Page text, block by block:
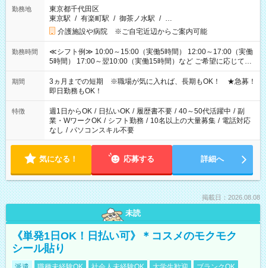
勤務地
東京都千代田区
東京駅 / 有楽町駅 / 御茶ノ水駅 / …
介護施設や病院 ※ご自宅近辺からご案内可能
勤務時間
≪シフト例≫ 10:00～15:00（実働5時間） 12:00～17:00（実働
5時間） 17:00～翌10:00（実働15時間）など ご希望に応じて、
働く時間は調整できます！ お気軽に担当へ相談ください！
期間
3ヵ月までの短期 ※職場が気に入れば、長期もOK！ ★急募！
即日勤務もOK！
特徴 週1日からOK / 日払いOK / 履歴書不要 / 40～50代活躍中 / 副
業・WワークOK / シフト勤務 / 10名以上の大量募集 / 電話対応
なし / パソコンスキル不要
気になる！ 応募する 詳細へ
掲載日：2026.08.08
未読
《単発1日OK！日払い可》＊コスメのモクモク
シール貼り